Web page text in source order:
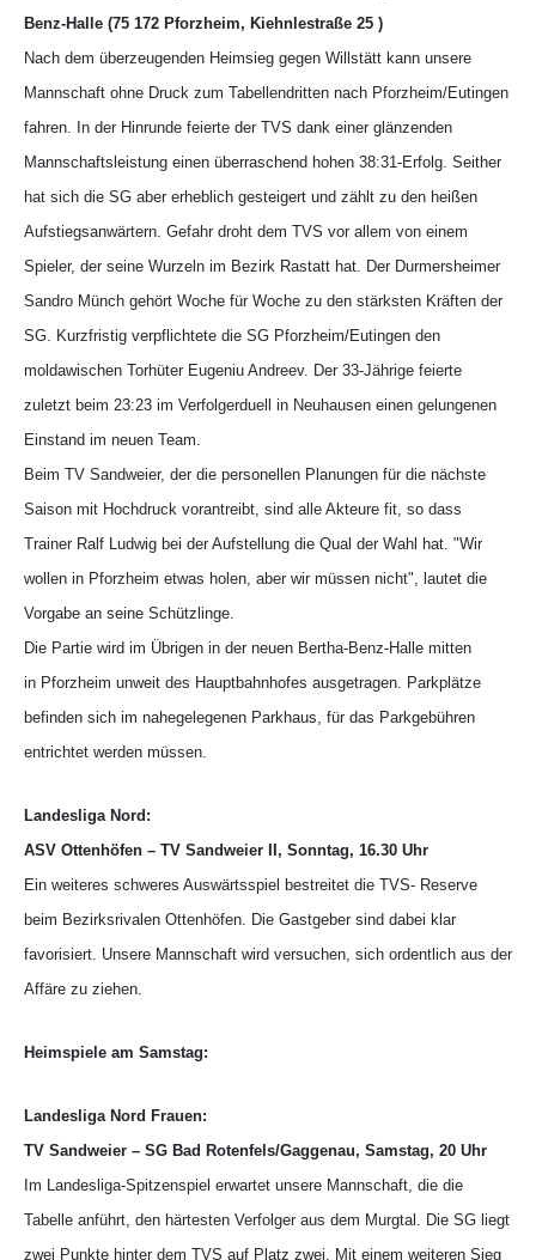
Benz-Halle (75 172 Pforzheim, Kiehnlestraße 25 )
Nach dem überzeugenden Heimsieg gegen Willstätt kann unsere
Mannschaft ohne Druck zum Tabellendritten nach Pforzheim/Eutingen
fahren. In der Hinrunde feierte der TVS dank einer glänzenden
Mannschaftsleistung einen überraschend hohen 38:31-Erfolg. Seither
hat sich die SG aber erheblich gesteigert und zählt zu den heißen
Aufstiegsanwärtern. Gefahr droht dem TVS vor allem von einem
Spieler, der seine Wurzeln im Bezirk Rastatt hat. Der Durmersheimer
Sandro Münch gehört Woche für Woche zu den stärksten Kräften der
SG. Kurzfristig verpflichtete die SG Pforzheim/Eutingen den
moldawischen Torhüter Eugeniu Andreev. Der 33-Jährige feierte
zuletzt beim 23:23 im Verfolgerduell in Neuhausen einen gelungenen
Einstand im neuen Team.
Beim TV Sandweier, der die personellen Planungen für die nächste
Saison mit Hochdruck vorantreibt, sind alle Akteure fit, so dass
Trainer Ralf Ludwig bei der Aufstellung die Qual der Wahl hat. "Wir
wollen in Pforzheim etwas holen, aber wir müssen nicht", lautet die
Vorgabe an seine Schützlinge.
Die Partie wird im Übrigen in der neuen Bertha-Benz-Halle mitten
in Pforzheim unweit des Hauptbahnhofes ausgetragen. Parkplätze
befinden sich im nahegelegenen Parkhaus, für das Parkgebühren
entrichtet werden müssen.
Landesliga Nord:
ASV Ottenhöfen – TV Sandweier II, Sonntag, 16.30 Uhr
Ein weiteres schweres Auswärtsspiel bestreitet die TVS- Reserve
beim Bezirksrivalen Ottenhöfen. Die Gastgeber sind dabei klar
favorisiert. Unsere Mannschaft wird versuchen, sich ordentlich aus der
Affäre zu ziehen.
Heimspiele am Samstag:
Landesliga Nord Frauen:
TV Sandweier – SG Bad Rotenfels/Gaggenau, Samstag, 20 Uhr
Im Landesliga-Spitzenspiel erwartet unsere Mannschaft, die die
Tabelle anführt, den härtesten Verfolger aus dem Murgtal. Die SG liegt
zwei Punkte hinter dem TVS auf Platz zwei. Mit einem weiteren Sieg